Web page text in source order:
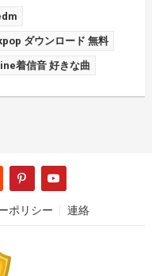
ダウンロード 無料
line着信音 好きな曲
ポリシー 連絡